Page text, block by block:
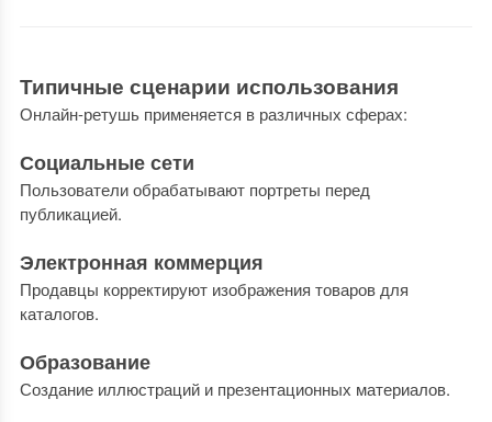
Типичные сценарии использования
Онлайн-ретушь применяется в различных сферах:
Социальные сети
Пользователи обрабатывают портреты перед
публикацией.
Электронная коммерция
Продавцы корректируют изображения товаров для
каталогов.
Образование
Создание иллюстраций и презентационных материалов.